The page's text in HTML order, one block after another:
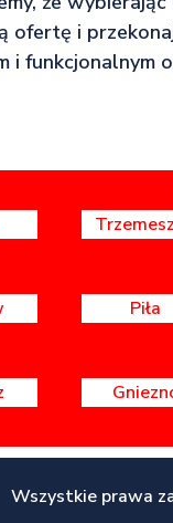
i
i funkcjonalnym
Piła
Wszystkie prawa